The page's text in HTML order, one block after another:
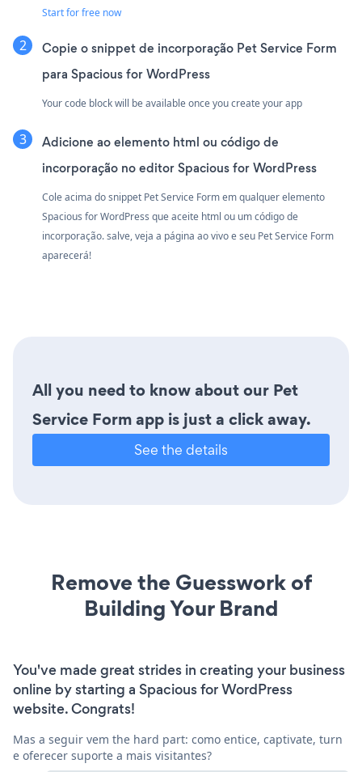
Start for free now
Copie o snippet de incorporação Pet Service Form
para Spacious for WordPress
Your code block will be available once you create your app
Adicione ao elemento html ou código de
incorporação no editor Spacious for WordPress
Cole acima do snippet Pet Service Form em qualquer elemento
Spacious for WordPress que aceite html ou um código de
incorporação. salve, veja a página ao vivo e seu Pet Service Form
aparecerá!
All you need to know about our Pet
Service Form app is just a click away.
See the details
Remove the Guesswork of
Building Your Brand
You've made great strides in creating your business
online by starting a Spacious for WordPress
website. Congrats!
Mas a seguir vem the hard part: como entice, captivate, turn
e oferecer suporte a mais visitantes?